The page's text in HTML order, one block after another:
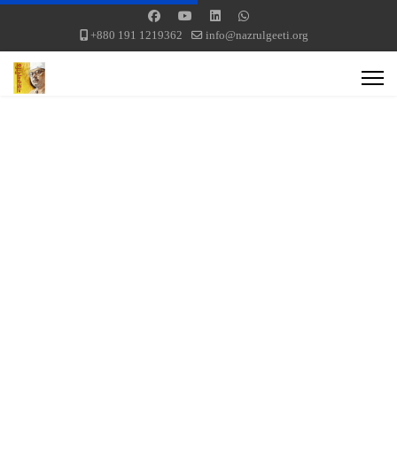
+880 191 1219362 info@nazrulgeeti.org